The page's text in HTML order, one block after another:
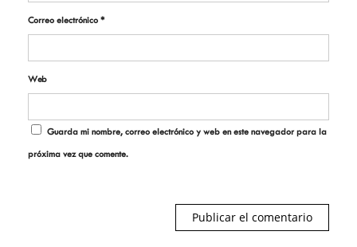
Correo electrónico *
Web
Guarda mi nombre, correo electrónico y web en este navegador para la
próxima vez que comente.